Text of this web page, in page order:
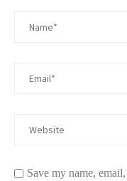
Save my name,